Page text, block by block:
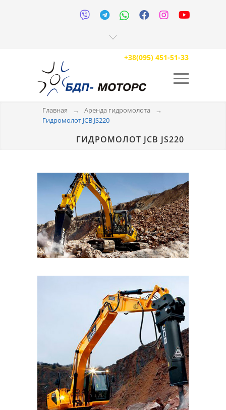
     
+38(095) 451-51-33
Главная → Аренда гидромолота
→
Гидромолот JCB JS220
ГИДРОМОЛОТ JCB JS220